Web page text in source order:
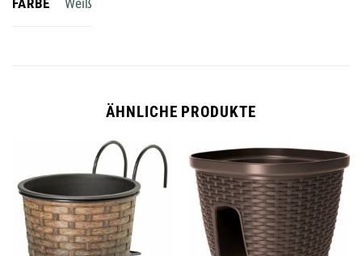
Weiß
ÄHNLICHE PRODUKTE